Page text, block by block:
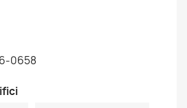
0658